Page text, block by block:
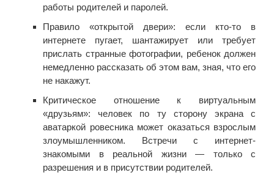
работы родителей и паролей.
Правило «открытой двери»: если кто-то в
интернете пугает, шантажирует или требует
прислать странные фотографии, ребенок должен
немедленно рассказать об этом вам, зная, что его
не накажут.
Критическое отношение к виртуальным
«друзьям»: человек по ту сторону экрана с
аватаркой ровесника может оказаться взрослым
злоумышленником. Встречи с интернет-
знакомыми в реальной жизни — только с
разрешения и в присутствии родителей.